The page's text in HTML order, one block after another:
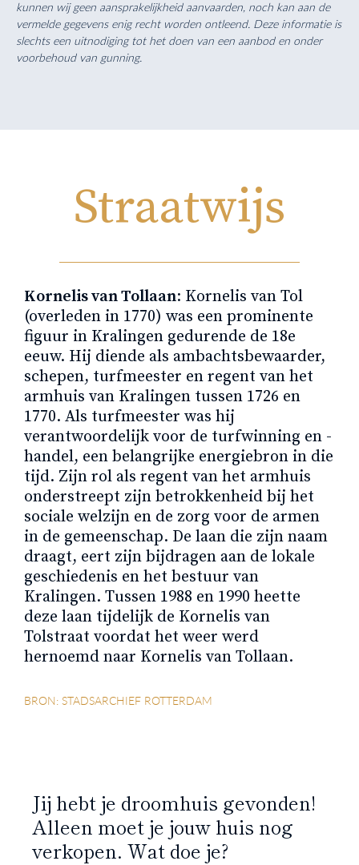
kunnen wij geen aansprakelijkheid aanvaarden, noch kan aan de
vermelde gegevens enig recht worden ontleend. Deze informatie is
slechts een uitnodiging tot het doen van een aanbod en onder
voorbehoud van gunning.
Straatwijs
Kornelis van Tollaan: Kornelis van Tol
(overleden in 1770) was een prominente
figuur in Kralingen gedurende de 18e
eeuw. Hij diende als ambachtsbewaarder,
schepen, turfmeester en regent van het
armhuis van Kralingen tussen 1726 en
1770. Als turfmeester was hij
verantwoordelijk voor de turfwinning en -
handel, een belangrijke energiebron in die
tijd. Zijn rol als regent van het armhuis
onderstreept zijn betrokkenheid bij het
sociale welzijn en de zorg voor de armen
in de gemeenschap. De laan die zijn naam
draagt, eert zijn bijdragen aan de lokale
geschiedenis en het bestuur van
Kralingen. Tussen 1988 en 1990 heette
deze laan tijdelijk de Kornelis van
Tolstraat voordat het weer werd
hernoemd naar Kornelis van Tollaan.
BRON: STADSARCHIEF ROTTERDAM
Jij hebt je droomhuis gevonden!
Alleen moet je jouw huis nog
verkopen. Wat doe je?